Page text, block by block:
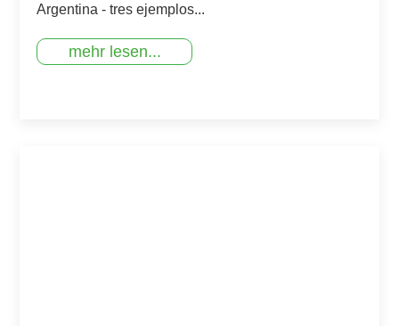
Argentina - tres ejemplos...
mehr lesen...